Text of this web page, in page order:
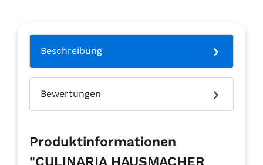
Beschreibung
Bewertungen
Produktinformationen
"CULINARIA HAUSMACHER